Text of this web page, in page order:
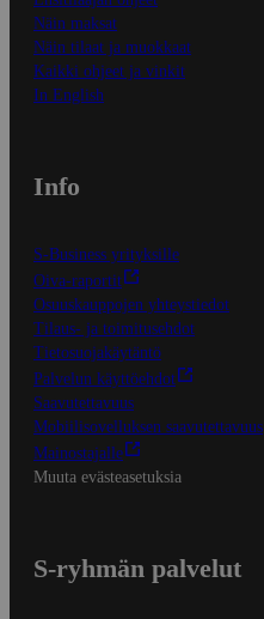
Näin maksat
Näin tilaat ja muokkaat
Kaikki ohjeet ja vinkit
In English
Info
S-Business yrityksille
Oiva-raportit
Osuuskauppojen yhteystiedot
Tilaus- ja toimitusehdot
Tietosuojakäytäntö
Palvelun käyttöehdot
Saavutettavuus
Mobiilisovelluksen saavutettavuus
Mainostajalle
Muuta evästeasetuksia
S-ryhmän palvelut